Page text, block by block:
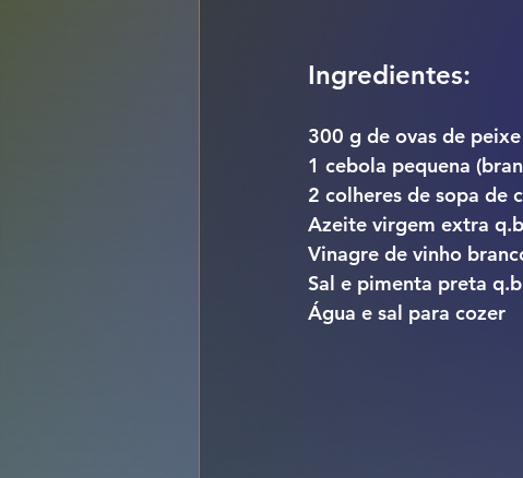
Ingredientes:
300 g de ovas de
1 cebola pequena
2 colheres de sopa de
Azeite virgem extra
Vinagre de vinho
Sal e pimenta preta
Água e sal para cozer